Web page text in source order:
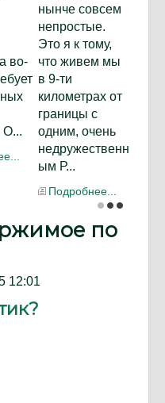
во-
О...
нынче совсем
непростые.
Это я к тому,
что живем мы
в 9-ти
километрах от
границы с
одним, очень
недружественн
ым Р...
Подробнее...
по
12:01